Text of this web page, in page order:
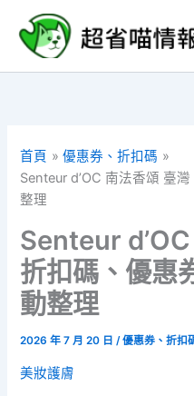
要
首頁
優惠券、折扣碼
Senteur d’OC 南法香頌 臺
整理
Senteur
折扣碼、優惠
動整理
2026 年 7 月 20 日/優惠券、折扣
美妝護膚